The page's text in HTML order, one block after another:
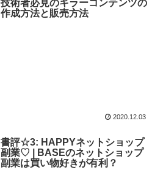
技術者必見のキラーコンテンツの
作成方法と販売方法
2020.12.03
書評☆3: HAPPYネットショップ
副業♡ | BASEのネットショップ
副業は買い物好きが有利？